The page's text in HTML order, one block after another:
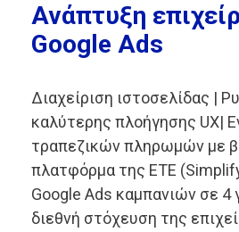
Ανάπτυξη
Google Ads
Διαχείριση ιστοσελίδας |
καλύτερης πλοήγησης UX|
τραπεζικών πληρωμών με
πλατφόρμα της ΕΤΕ
Google Ads καμπανιών σε 4
διεθνή στόχευση της